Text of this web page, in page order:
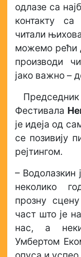
одлазе са
контакту са
читали
можемо рећи
производи
јако важно –
Фестивала
је идеја од
се позивију
рејтингом.
– Водолазкин
неколико
прозну
част што је
нас, а
Умбертом